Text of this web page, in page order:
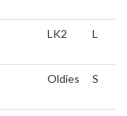
LK2 L
Oldies S